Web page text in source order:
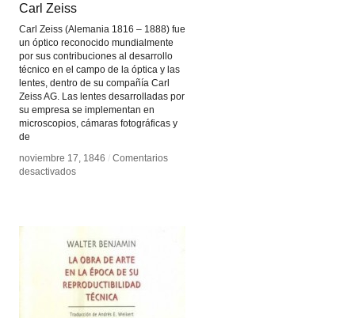
Carl Zeiss
Carl Zeiss (Alemania 1816 – 1888) fue
un óptico reconocido mundialmente
por sus contribuciones al desarrollo
técnico en el campo de la óptica y las
lentes, dentro de su compañía Carl
Zeiss AG. Las lentes desarrolladas por
su empresa se implementan en
microscopios, cámaras fotográficas y
de
noviembre 17, 1846 / Comentarios
desactivadosen
Carl Zeiss
noviembre 17, 1846 / Comentarios
desactivadosen